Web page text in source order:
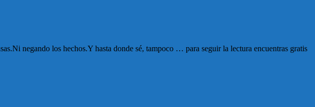
negando los hechos.Y hasta donde sé, tampoco … para seguir la lectura encuentras gratis